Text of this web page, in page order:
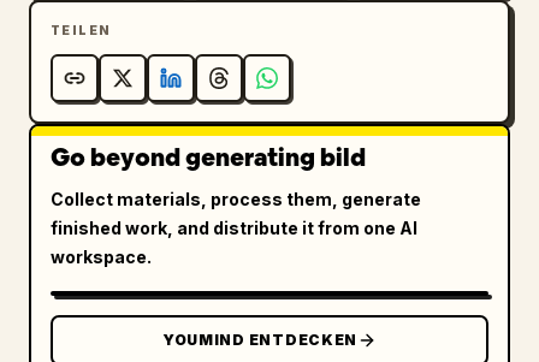
TEILEN
Go beyond generating bild
Collect materials, process them, generate
finished work, and distribute it from one AI
workspace.
YOUMIND ENTDECKEN